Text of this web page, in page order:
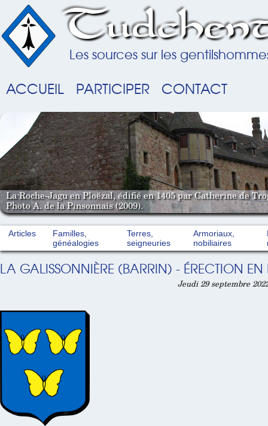
Les sources sur les
ACCUEIL PARTICIPER CONTACT
La Roche-Jagu en Ploëzal, édifié en 1405 par Catherine de
Photo A. de la Pinsonnais (2009).
Articles
Familles,
généalogies
Terres,
seigneuries
Armoriaux,
nobiliaires
LA GALISSONNIÈRE (BARRIN) - ÉRECTION
Jeudi 29 septembre